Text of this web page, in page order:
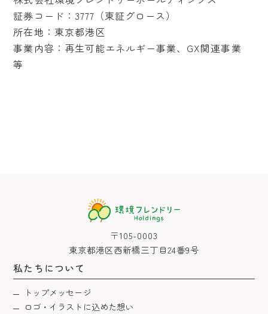
証券コード：3777（東証グロース）
所在地：東京都港区
事業内容：再生可能エネルギー事業、GX関連事業
等
〒105-0003
東京都港区西新橋三丁目24番9号
私たちについて
トップメッセージ
ロゴ・イラストに込めた想い